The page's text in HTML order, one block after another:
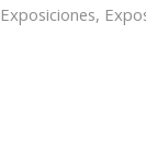
Exposiciones,